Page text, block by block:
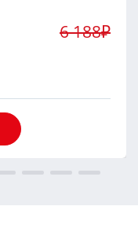
6 188₽